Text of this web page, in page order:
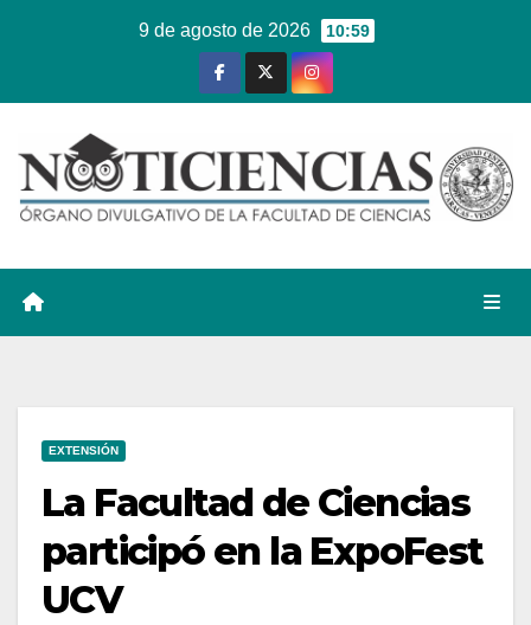
9 de agosto de 2026 10:59
EXTENSIÓN
La Facultad de Ciencias
participó en la ExpoFest
UCV